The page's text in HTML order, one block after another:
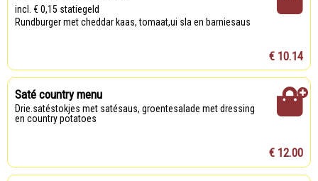
incl. € 0,15 statiegeld
Rundburger met cheddar kaas, tomaat,ui sla en barniesaus
€ 10.14
Saté country menu
Drie.satéstokjes met satésaus, groentesalade met dressing
en country potatoes
€ 12.00